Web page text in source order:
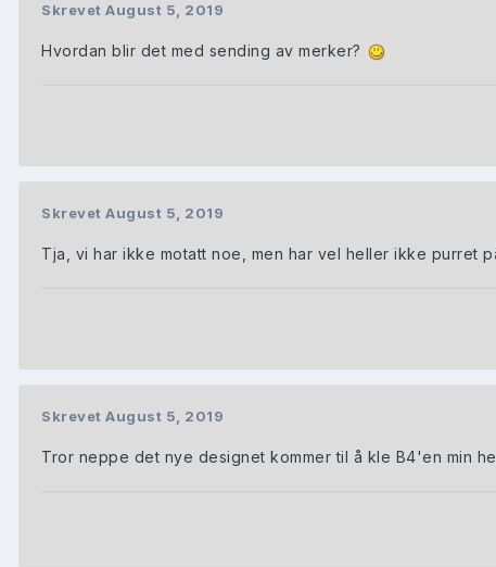
Skrevet August 5, 2019
Hvordan blir det med sending av merker?
Skrevet August 5, 2019
Tja, vi har ikke motatt noe, men har vel heller ikke purret
Skrevet August 5, 2019
Tror neppe det nye designet kommer til å kle B4'en min